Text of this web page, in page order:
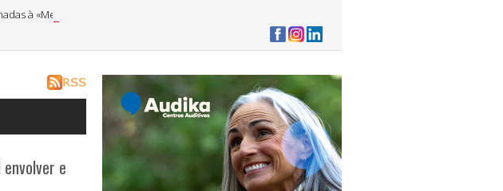
à «Medicina Preventiva»
e